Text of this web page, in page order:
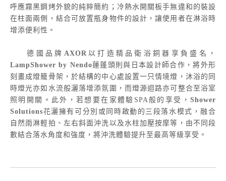
呼應霧黑鋼烤外貌的純粹簡約；冷熱水開關板手無違和的裝設
在柱面兩側，結合可放置瓶身物件的設計，讓使用者在淋浴時
增添便利性。
德國品牌 AXOR 以打造精品衛浴銅器享負盛名，
LampShower by Nendo蓮蓬頭則與日本設計師合作，將外形
刻畫成燈籠骨架，於結構的中心處設置一只情境燈，沐浴的同
時燈光亦如水流般灑落增添氛圍，而燈源迴路亦可整合至浴室
照明開關。此外，若想要在家體驗SPA般的享受， Shower
Solutions花灑擁有可分別或同時啟動的三段落水模式，融合
自然雨淋輕拍、左右斜面沖洗以及水柱加壓按摩等，由不同段
數結合落水角度和強度，將沖洗體驗提升至最高等級享受。